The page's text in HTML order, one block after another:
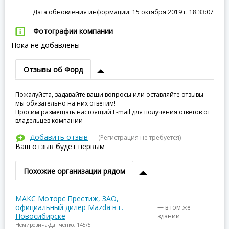
Дата обновления информации: 15 октября 2019 г. 18:33:07
Фотографии компании
Пока не добавлены
Отзывы об Форд
Пожалуйста, задавайте ваши вопросы или оставляйте отзывы –
мы обязательно на них ответим!
Просим размещать настоящий E-mail для получения ответов от
владельцев компании
Добавить отзыв (Регистрация не требуется)
Ваш отзыв будет первым
Похожие организации рядом
МАКС Моторс Престиж, ЗАО,
официальный дилер Mazda в г.
Новосибирске
Немировича-Данченко, 145/5
— в том же
здании